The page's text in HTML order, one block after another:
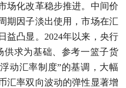
场化改革稳步推进。中间价
期因子淡出使用，市场在汇
益凸显。2024年以来，央行
供求为基础、参考一篮子货
动汇率制度‌”的基调，大幅
汇率双向波动的弹性显著增